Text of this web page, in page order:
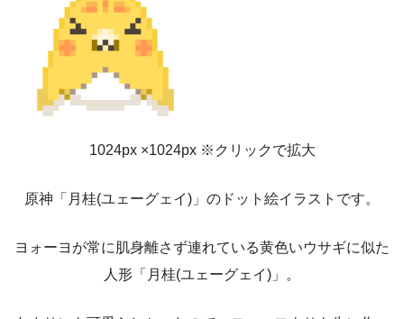
1024px ×1024px ※クリックで拡大
原神「月桂(ユェーグェイ)」のドット絵イラストです。
ヨォーヨが常に肌身離さず連れている黄色いウサギに似た
人形「月桂(ユェーグェイ)」。